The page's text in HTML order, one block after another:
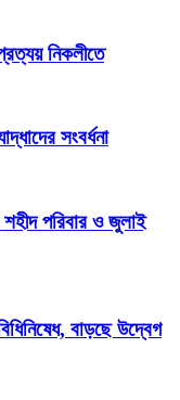
নিকলীতে
সংবর্ধনা
পরিবার ও জুলাই
বাড়ছে উদ্বেগ